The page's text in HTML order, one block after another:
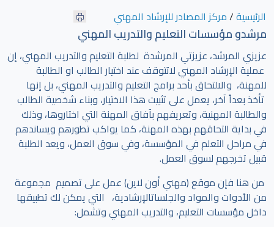
الرئيسية/مركز المصادر للإرشاد المهني
مرشدو مؤسسات التعليم والتدريب المهني
عزيزي المرشد، عزيزتي المرشدة لطلبة التعليم والتدريب المهني، إن
عملية الإرشاد المهني لاتتوقف عند اختيار الطالب او الطالبة
للمهنة، والالتحاق بأحد برامج التعليم والتدريب المهني، بل إنها
تأخذ بعداً آخر، يعمل على تثبيت هذا الاختيار، وبناء شخصية الطالب
والطالبة المهنية، وتعريفهم بآفاق المهنة التي اختاروها، وذلك
في بداية التحاقهم بهذه المهنة، كما يواكب تطورهم ويساندهم
في مراحل التعلم في المؤسسة، وفي سوق العمل، ويعد الطلبة
قبيل تخرجهم لسوق العمل.
من هنا فإن موقع (مهني أون لاين) عمل على تصميم مجموعة
من الأدوات والمواد والجلساتالإرشادية، التي يمكن لك تطبيقها
داخل مؤسسات التعليم، والتدريب المهني وتشمل: